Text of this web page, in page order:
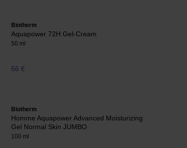
Biotherm
Aquapower 72H Gel-Cream
50 ml
56 €
Biotherm
Homme Aquapower Advanced Moisturizing
Gel Normal Skin JUMBO
100 ml